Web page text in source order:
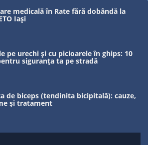
medicală în Rate fără dobândă la
Iași
pe urechi și cu picioarele în ghips: 10
siguranța ta pe stradă
de biceps (tendinita bicipitală): cauze,
și tratament